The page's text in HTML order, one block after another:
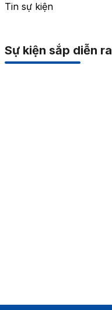
Tin sự kiện
Sự kiện sắp diễn ra